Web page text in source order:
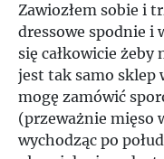
Zawiozłem sobie i
dressowe spodnie i
się całkowicie żeby
jest tak samo sklep
mogę zamówić
(przeważnie mięso
wychodząc po